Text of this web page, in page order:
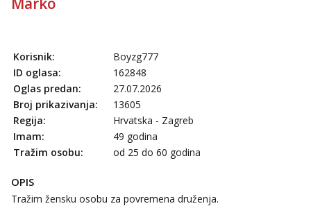
Korisnik:
Boyzg777
ID oglasa:
162848
Oglas predan:
27.07.2026
Broj prikazivanja:
13605
Regija:
Hrvatska - Zagreb
Imam:
49 godina
Tražim osobu:
od 25 do 60 godina
OPIS
Tražim žensku osobu za povremena druženja.